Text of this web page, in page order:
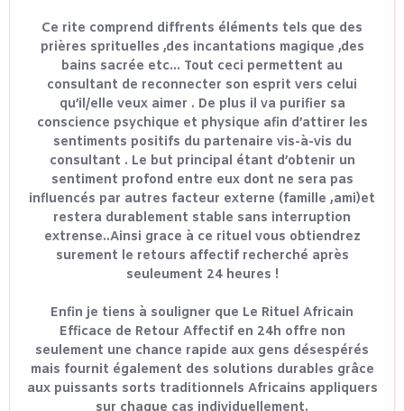
Ce rite comprend diffrents éléments tels que des
prières sprituelles ,des incantations magique ,des
bains sacrée etc... Tout ceci permettent au
consultant de reconnecter son esprit vers celui
qu’il/elle veux aimer . De plus il va purifier sa
conscience psychique et physique afin d’attirer les
sentiments positifs du partenaire vis-à-vis du
consultant . Le but principal étant d’obtenir un
sentiment profond entre eux dont ne sera pas
influencés par autres facteur externe (famille ,ami)et
restera durablement stable sans interruption
extrense..Ainsi grace à ce rituel vous obtiendrez
surement le retours affectif recherché après
seuleument 24 heures !
Enfin je tiens à souligner que Le Rituel Africain
Efficace de Retour Affectif en 24h offre non
seulement une chance rapide aux gens désespérés
mais fournit également des solutions durables grâce
aux puissants sorts traditionnels Africains appliquers